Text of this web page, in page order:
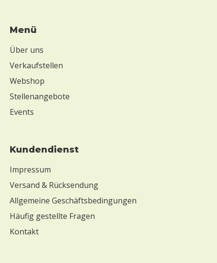
Menü
Über uns
Verkaufstellen
Webshop
Stellenangebote
Events
Kundendienst
Impressum
Versand & Rücksendung
Allgemeine Geschäftsbedingungen
Häufig gestellte Fragen
Kontakt